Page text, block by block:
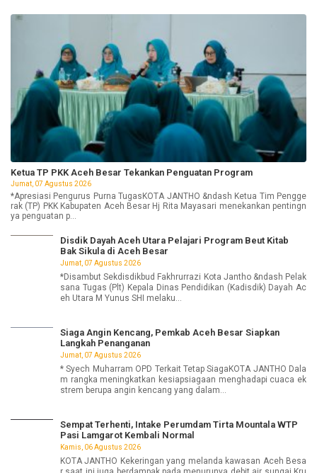
Ketua TP PKK Aceh Besar Tekankan Penguatan Program
Jumat, 07 Agustus 2026
*Apresiasi Pengurus Purna TugasKOTA JANTHO &ndash Ketua Tim Pengge
rak (TP) PKK Kabupaten Aceh Besar Hj Rita Mayasari menekankan pentingn
ya penguatan p...
Disdik Dayah Aceh Utara Pelajari Program Beut Kitab
Bak Sikula di Aceh Besar
Jumat, 07 Agustus 2026
*Disambut Sekdisdikbud Fakhrurrazi Kota Jantho &ndash Pelak
sana Tugas (Plt) Kepala Dinas Pendidikan (Kadisdik) Dayah Ac
eh Utara M Yunus SHI melaku...
Siaga Angin Kencang, Pemkab Aceh Besar Siapkan
Langkah Penanganan
Jumat, 07 Agustus 2026
* Syech Muharram OPD Terkait Tetap SiagaKOTA JANTHO Dala
m rangka meningkatkan kesiapsiagaan menghadapi cuaca ek
strem berupa angin kencang yang dalam...
Sempat Terhenti, Intake Perumdam Tirta Mountala WTP
Pasi Lamgarot Kembali Normal
Kamis, 06 Agustus 2026
KOTA JANTHO Kekeringan yang melanda kawasan Aceh Besa